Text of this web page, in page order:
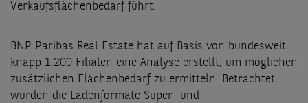
Verkaufsflächenbedarf führt.
BNP Paribas Real Estate hat auf Basis von bundesweit
knapp 1.200 Filialen eine Analyse erstellt, um möglichen
zusätzlichen Flächenbedarf zu ermitteln. Betrachtet
wurden die Ladenformate Super- und